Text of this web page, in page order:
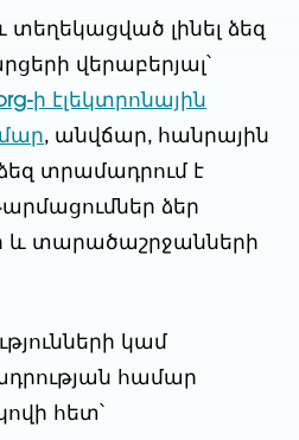
լինել ձեզ
վերաբերյալ՝
ի էլեկտրոնային
, անվճար, հանրային
ձեզ տրամադրում է
ձեր
և տարածաշրջանների
կամ
համար
հետ՝